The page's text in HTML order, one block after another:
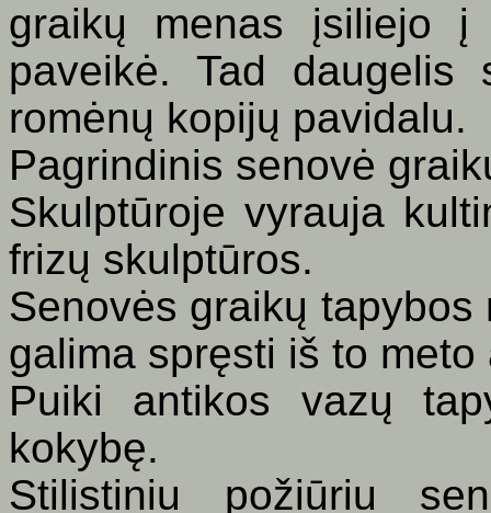
graikų menas įsiliejo
paveikė. Tad daugelis
romėnų kopijų pavidalu.
Pagrindinis senovė
Skulptūroje vyrauja
frizų skulptūros.
Senovės graikų
galima spręsti iš to
Puiki antikos vazų
kokybę.
Stilistiniu požiūriu